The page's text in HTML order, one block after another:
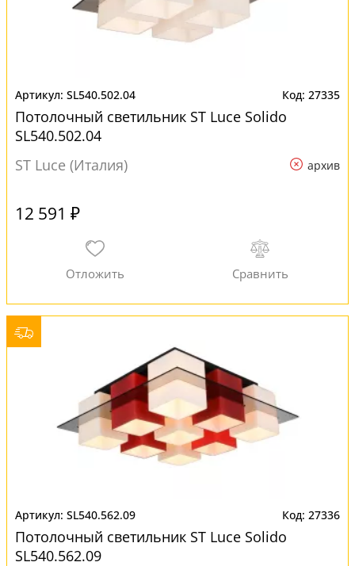
SL540.502.04 27335
Потолочный светильник ST Luce Solido
SL540.502.04
ST Luce (Италия)
архив
12 591 ₽
SL540.562.09 27336
Потолочный светильник ST Luce Solido
SL540.562.09